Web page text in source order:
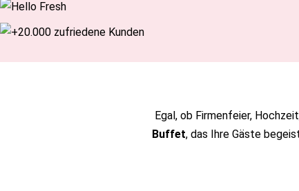
Egal, ob Firmenfeier,
Buffet, das Ihre Gäste